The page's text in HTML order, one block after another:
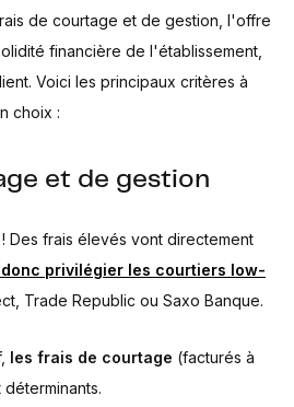
de courtage et de gestion, l'offre
financière de l'établissement,
Voici les principaux critères à
choix :
et de gestion
Des frais élevés vont directement
privilégier les courtiers low-
Trade Republic ou Saxo Banque.
les frais de courtage (facturés à